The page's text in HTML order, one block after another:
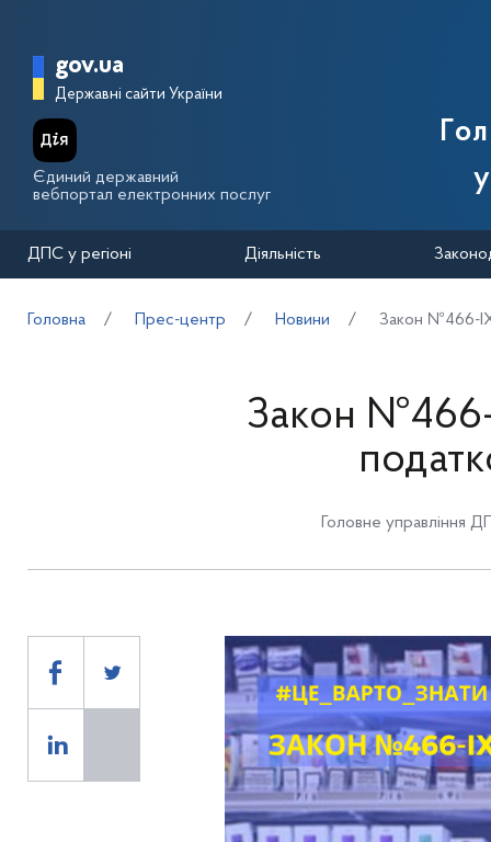
Головна сторінка Державної
gov.ua
Державні сайти України
Єдиний державний
вебпортал електронних послуг
ДПС у регіоні Діяльність
Головна Прес-центр Новини Закон №466-
Закон №466-
Головне управління